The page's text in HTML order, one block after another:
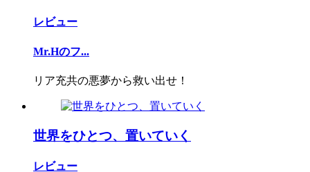
レビュー
Mr.Hのフ...
リア充共の悪夢から救い出せ！
世界をひとつ、置いていく
レビュー